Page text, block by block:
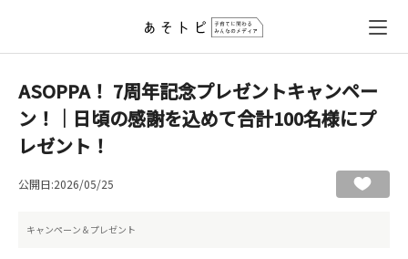
ASOPPA！ 7周年記念プレゼントキャンペー
ン！｜日頃の感謝を込めて合計100名様にプ
レゼント！
公開日:2026/05/25
キャンペーン＆プレゼント